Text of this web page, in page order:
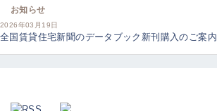
お知らせ
2026年03月19日
全国賃貸住宅新聞のデータブック新刊購入のご案内